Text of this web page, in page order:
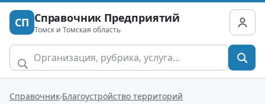
СП Справочник Предприятий
Томск и Томская область
Справочник Благоустройство территорий